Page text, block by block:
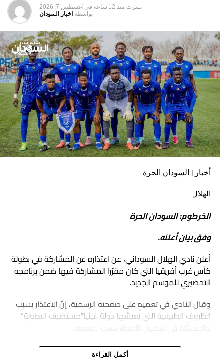
نشرت منذ 12 ساعة في أغسطس 7, 2026
بواسطه اخبار السودان
أخبار | السودان الحرة
الهلال
الخرطوم: السودان الحرة
وفق بيان أعلنه.
أعلن نادي الهلال السوداني، عن اعتذاره عن المشاركة في بطولة
كأس غرب أفريقيا التي كان مقرّرا المشاركة فيها ضمن برنامجه
التحضيري للموسم الجديد.
وقال النادي في تعميمٍ على صفحته الرسمية، إنّ الاعتذار بسبب
الظروف الطبيعية التي تعيشها دولة غينيا”مستضيف البطولة”
أكمل القراءة